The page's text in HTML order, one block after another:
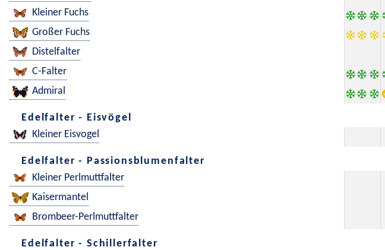
Kleiner Fuchs
Großer Fuchs
Distelfalter
C-Falter
Admiral
Edelfalter - Eisvögel
Kleiner Eisvogel
Edelfalter - Passionsblumenfalter
Kleiner Perlmuttfalter
Kaisermantel
Brombeer-Perlmuttfalter
Edelfalter - Schillerfalter